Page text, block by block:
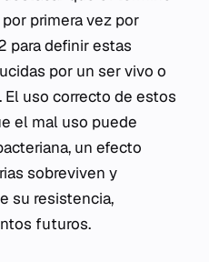
primera vez por
para definir estas
por un ser vivo o
uso correcto de estos
el mal uso puede
un efecto
sobreviven y
su resistencia,
futuros.